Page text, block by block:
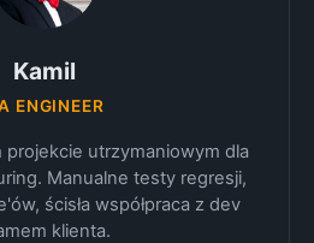
Kamil
ENGINEER
utrzymaniowym dla
Manualne testy regresji,
ścisła współpraca z dev
klienta.